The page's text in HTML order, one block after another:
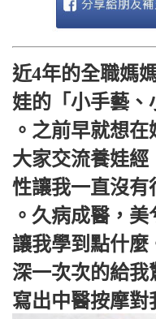
近4年的全職媽
娃的「小手藝、
。之前早就想
大家交流養娃經
性讓我一直沒有
。久病成醫，
讓我學到點什麼
深一次次的給我
寫出中醫按摩對